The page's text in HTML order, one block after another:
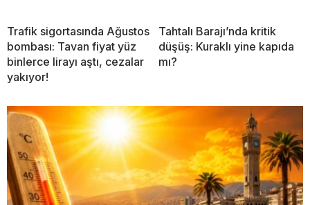
Trafik sigortasında Ağustos
bombası: Tavan fiyat yüz
binlerce lirayı aştı, cezalar
yakıyor!
Tahtalı Barajı’nda kritik
düşüş: Kuraklı yine kapıda
mı?